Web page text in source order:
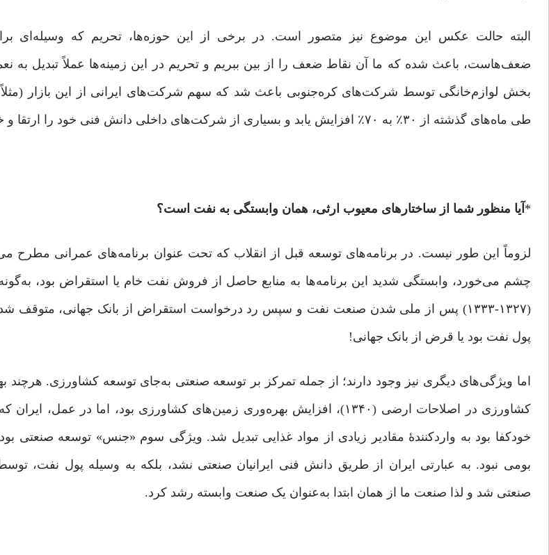
البته حالت عکس این موضوع نیز متصور است. در برخی از این حوزه‌ها، تحریم که وسیله‌ای
ضعف‌هاست، باعث شده که ما آن نقاط ‌ضعف را از بین ببریم و تحریم در این زمینه‌ها عملاً تبدیل به
بخش لوازم‌خانگی توسط شرکت‌های کره‌جنوبی باعث شد که سهم شرکت‌های ایرانی از این بازار
طی ماه‌های گذشته از ٣٠٪ به ٧٠٪ افزایش یابد و بسیاری از شرکت‌های داخلی دانش فنی خود را ارتقا و خط تولید را گسترش دهند.
* آیا منظور شما از ساختارهای معیوب ارثی، همان وابستگی به نفت است؟
لزوماً این‌ طور نیست. در برنامه‌های توسعه قبل از انقلاب که تحت عنوان برنامه‌های عمرانی مطرح
چشم می‌خورد، وابستگی شدید این برنامه‌ها به منابع حاصل از فروش نفت خام یا استقراض بود،
(١٣٢٧-١٣٣٣) پس از ملی شدن صنعت نفت و سپس رد درخواست استقراض از بانک جهانی، متوقف
پول نفت بود یا قرض از بانک جهانی!
اما ویژگی‌های دیگری نیز وجود دارند؛ از جمله تمرکز بر توسعه صنعتی به‌جای توسعه کشاورزی. هرچند
کشاورزی در اصلاحات ارضی (١٣۴٠)، افزایش بهره‌وری زمین‌های کشاورزی بود، اما در
خودکفا بود به واردکنندۀ مقادیر زیادی از مواد غذایی تبدیل شد. ویژگی سوم «جنس» توسعه صنعتی
بومی نبود. به عبارتی ایران از طریق دانش فنی ایرانیان صنعتی‌ نشد، بلکه به ‌وسیله پول نفت،
صنعتی شد و لذا صنعت ما از همان ابتدا به‌عنوان یک صنعت وابسته رشد کرد.